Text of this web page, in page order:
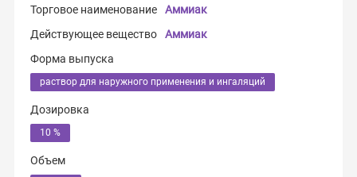
Торговое наименование
Аммиак
Действующее вещество
Аммиак
Форма выпуска
раствор для наружного применения и ингаляций
Дозировка
10 %
Объем